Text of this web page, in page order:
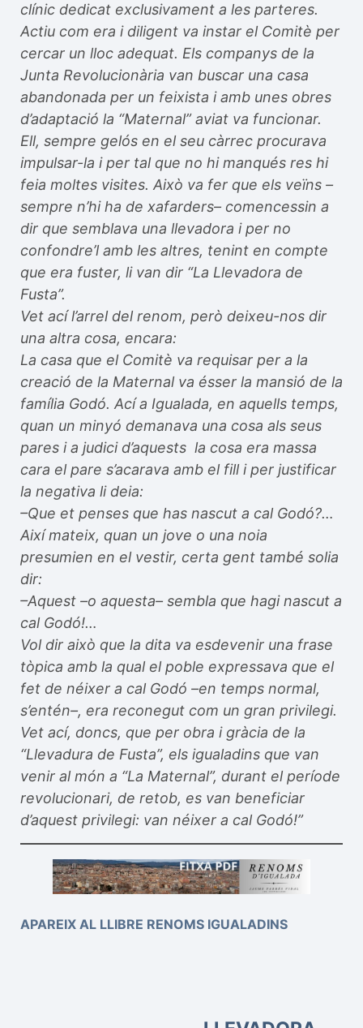
clínic dedicat exclusivament a les parteres.
Actiu com era i diligent va instar el Comitè per
cercar un lloc adequat. Els companys de la
Junta Revolucionària van buscar una casa
abandonada per un feixista i amb unes obres
d’adaptació la “Maternal” aviat va funcionar.
Ell, sempre gelós en el seu càrrec procurava
impulsar-la i per tal que no hi manqués res hi
feia moltes visites. Això va fer que els veïns –
sempre n’hi ha de xafarders– comencessin a
dir que semblava una llevadora i per no
confondre’l amb les altres, tenint en compte
que era fuster, li van dir “La Llevadora de
Fusta”.
Vet ací l’arrel del renom, però deixeu-nos dir
una altra cosa, encara:
La casa que el Comitè va requisar per a la
creació de la Maternal va ésser la mansió de la
família Godó. Ací a Igualada, en aquells temps,
quan un minyó demanava una cosa als seus
pares i a judici d’aquests la cosa era massa
cara el pare s’acarava amb el fill i per justificar
la negativa li deia:
–Que et penses que has nascut a cal Godó?…
Així mateix, quan un jove o una noia
presumien en el vestir, certa gent també solia
dir:
–Aquest –o aquesta– sembla que hagi nascut a
cal Godó!…
Vol dir això que la dita va esdevenir una frase
tòpica amb la qual el poble expressava que el
fet de néixer a cal Godó –en temps normal,
s’entén–, era reconegut com un gran privilegi.
Vet ací, doncs, que per obra i gràcia de la
“Llevadura de Fusta”, els igualadins que van
venir al món a “La Maternal”, durant el període
revolucionari, de retob, es van beneficiar
d’aquest privilegi: van néixer a cal Godó!”
APAREIX AL LLIBRE RENOMS IGUALADINS